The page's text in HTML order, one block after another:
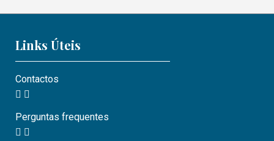
Links Úteis
Contactos
Perguntas frequentes